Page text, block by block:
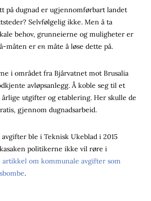
på dugnad er ugjennomførbart landet
Selvfølgelig ikke. Men å ta
behov, grunneierne og muligheter er
måten er en måte å løse dette på.
i området fra Bjårvatnet mot Brusalia
avløpsanlegg. Å koble seg til et
utgifter og etablering. Her skulle de
gjennom dugnadsarbeid.
ble i Teknisk Ukeblad i 2015
politikerne ikke vil røre i
artikkel om kommunale avgifter som
.